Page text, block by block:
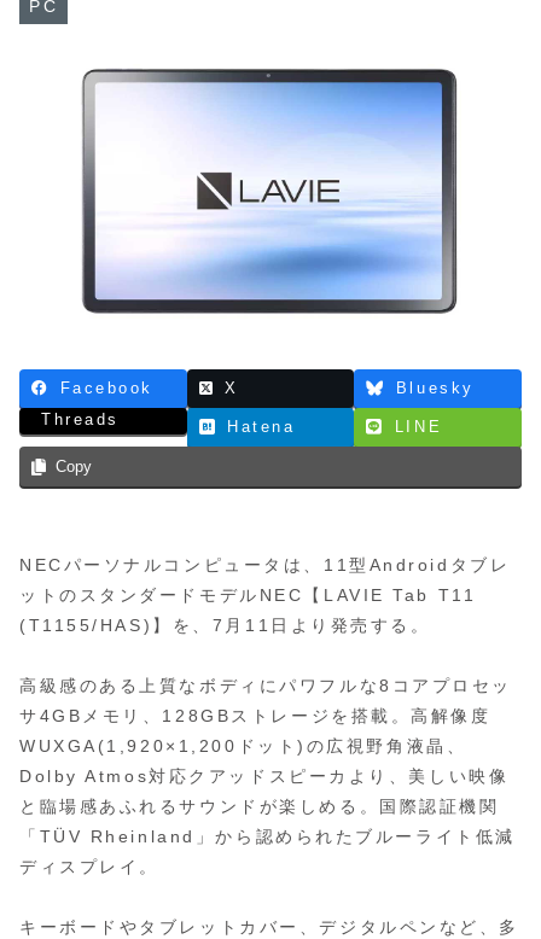
PC
Facebook X
Bluesky
Threads
Hatena LINE
Copy
NECパーソナルコンピュータは、11型Androidタブレ
ットのスタンダードモデルNEC【LAVIE Tab T11
(T1155/HAS)】を、7月11日より発売する。
高級感のある上質なボディにパワフルな8コアプロセッ
サ4GBメモリ、128GBストレージを搭載。高解像度
WUXGA(1,920×1,200ドット)の広視野角液晶、
Dolby Atmos対応クアッドスピーカより、美しい映像
と臨場感あふれるサウンドが楽しめる。国際認証機関
「TÜV Rheinland」から認められたブルーライト低減
ディスプレイ。
キーボードやタブレットカバー、デジタルペンなど、多